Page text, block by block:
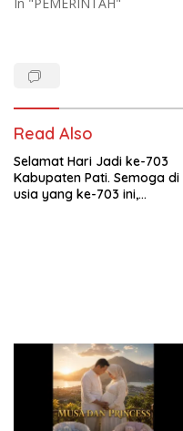
Read Also
Selamat Hari Jadi ke-703
Kabupaten Pati. Semoga di
usia yang ke-703 ini,
demi mewujudkan
pembangunan yang
berkelanjutan. Dirgahayu
Kabupaten Pati ke-703.
Salam sedulur Pati Selawase.
Facebook